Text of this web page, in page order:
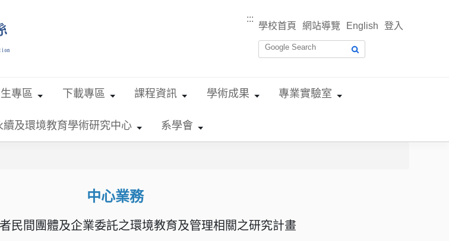
:::
學校首頁 網站導覽 English 登入
專區 下載專區 課程資訊 學術成果 專業實驗室
續及環境教育學術研究中心 系學會
中心業務
民間團體及企業委託之環境教育及管理相關之研究計畫